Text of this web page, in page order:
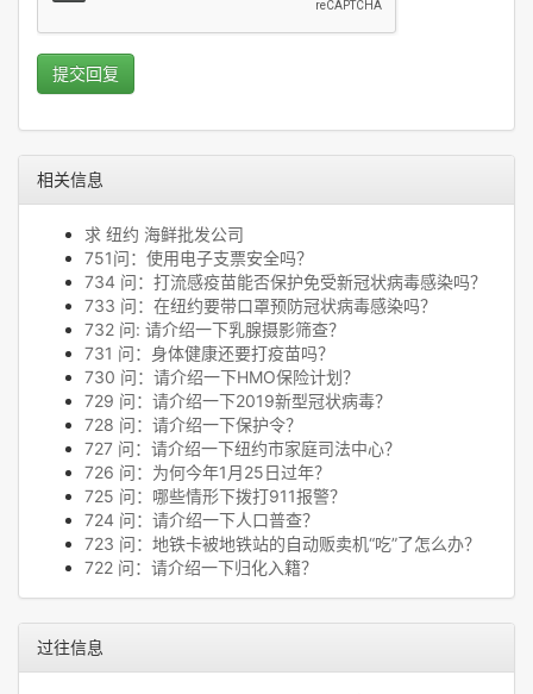
提交回复
相关信息
求 纽约 海鲜批发公司
751问：使用电子支票安全吗？
734 问：打流感疫苗能否保护免受新冠状病毒感染吗？
733 问：在纽约要带口罩预防冠状病毒感染吗？
732 问: 请介绍一下乳腺摄影筛查？
731 问：身体健康还要打疫苗吗？
730 问：请介绍一下HMO保险计划？
729 问：请介绍一下2019新型冠状病毒？
728 问：请介绍一下保护令？
727 问：请介绍一下纽约市家庭司法中心？
726 问：为何今年1月25日过年？
725 问：哪些情形下拨打911报警？
724 问：请介绍一下人口普查？
723 问：地铁卡被地铁站的自动贩卖机“吃”了怎么办？
722 问：请介绍一下归化入籍？
过往信息